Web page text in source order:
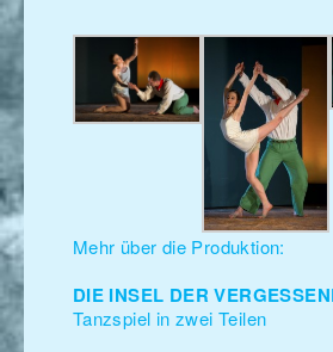
Mehr über die Produktion:
DIE INSEL DER
Tanzspiel in zwei Teilen